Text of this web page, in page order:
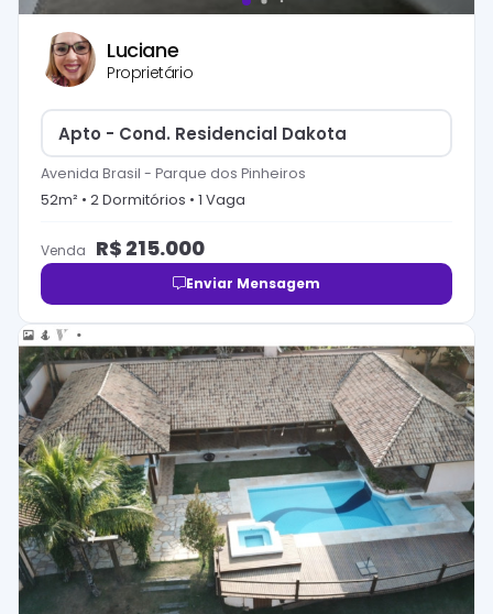
Luciane
Proprietário
Apto - Cond. Residencial Dakota
Avenida Brasil - Parque dos Pinheiros
52m² • 2Dormitórios • 1 Vaga
Venda R$ 215.000
Enviar Mensagem